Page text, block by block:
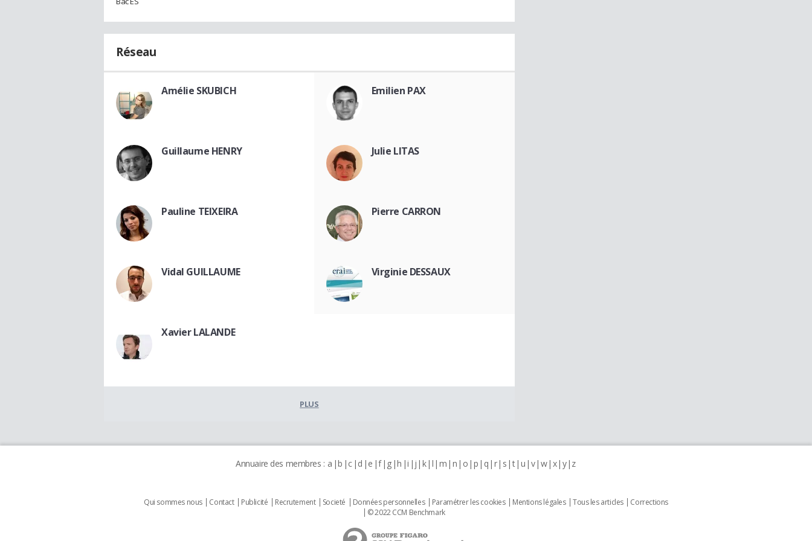
Réseau
Amélie SKUBICH Emilien PAX
Guillaume HENRY Julie LITAS
Pauline TEIXEIRA Pierre CARRON
Vidal GUILLAUME Virginie DESSAUX
Xavier LALANDE
PLUS
Annuaire des membres : a b c d e f g h i j k l m n o p q r s t u v w x y z
Qui sommes nous Contact Publicité Recrutement Societé Données personnelles Paramétrer les cookies Mentions légales Tous les articles
Corrections
© 2022 CCM Benchmark